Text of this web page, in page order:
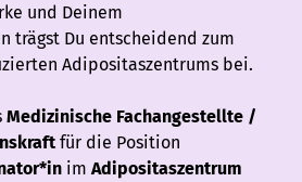
und Deinem
trägst Du entscheidend zum
Adipositaszentrums bei.
Medizinische Fachangestellte /
für die Position
im Adipositaszentrum